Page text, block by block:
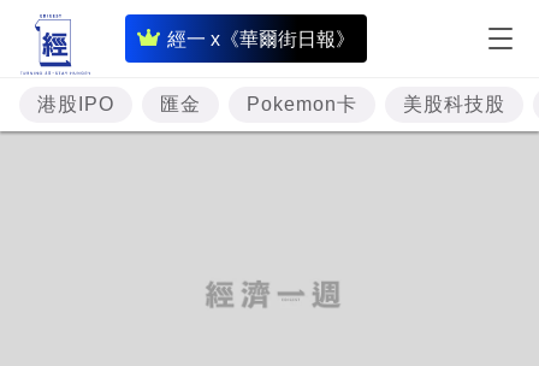
經一 x《華爾街日報》
即
時
財
經
港股IPO 匯金 Pokemon卡 美股科技股